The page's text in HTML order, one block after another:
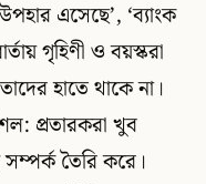
এসেছে’, ‘ব্যাংক
গৃহিণী ও বয়স্করা
হাতে থাকে না।
প্রতারকরা খুব
সম্পর্ক তৈরি করে।